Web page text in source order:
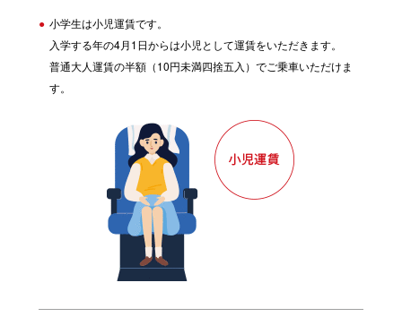
小学生は小児運賃です。
入学する年の4月1日からは小児として運賃をいただきます。
普通大人運賃の半額（10円未満四捨五入）でご乗車いただけま
す。